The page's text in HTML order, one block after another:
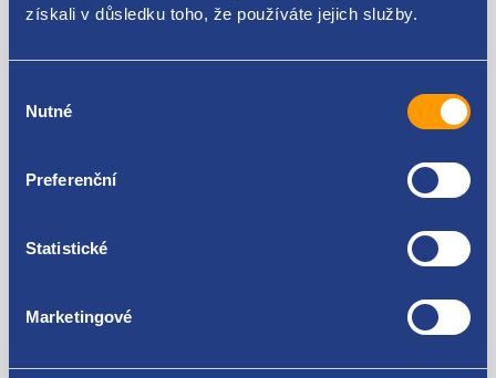
získali v důsledku toho, že používáte jejich služby.
souhlasu
Nutné
Preferenční
Statistické
Marketingové
Použitelné pro vozy
Fiat Fiorino / Qubo 2008-
Peugeot Bipper
Nejste spokojeni? Vyřešíme to!